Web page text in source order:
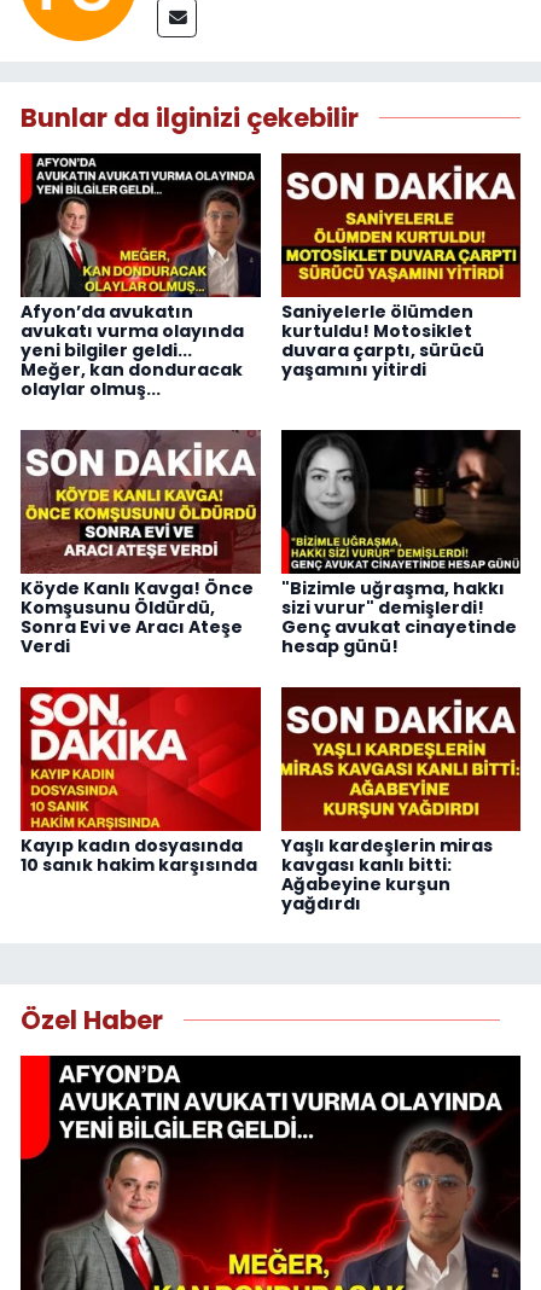
Bunlar da ilginizi çekebilir
Afyon’da avukatın
avukatı vurma olayında
yeni bilgiler geldi...
Meğer, kan donduracak
olaylar olmuş...
Saniyelerle ölümden
kurtuldu! Motosiklet
duvara çarptı, sürücü
yaşamını yitirdi
Köyde Kanlı Kavga! Önce
Komşusunu Öldürdü,
Sonra Evi ve Aracı Ateşe
Verdi
"Bizimle uğraşma, hakkı
sizi vurur" demişlerdi!
Genç avukat cinayetinde
hesap günü!
Kayıp kadın dosyasında
10 sanık hakim karşısında
Yaşlı kardeşlerin miras
kavgası kanlı bitti:
Ağabeyine kurşun
yağdırdı
Özel Haber